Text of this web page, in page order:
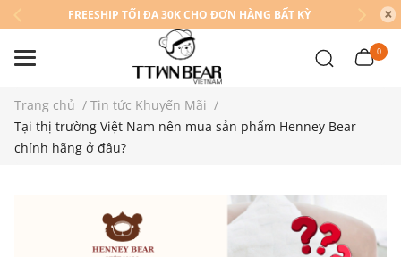
FREESHIP TỐI ĐA 30K CHO ĐƠN HÀNG BẤT KỲ
0
Trang chủ / Tin tức Khuyến Mãi /
Tại thị trường Việt Nam nên mua sản phẩm Henney Bear
chính hãng ở đâu?